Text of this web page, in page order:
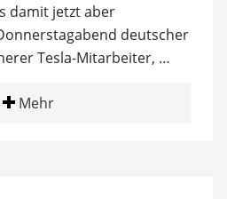
damit jetzt aber
deutscher
Tesla-Mitarbeiter, …
Mehr